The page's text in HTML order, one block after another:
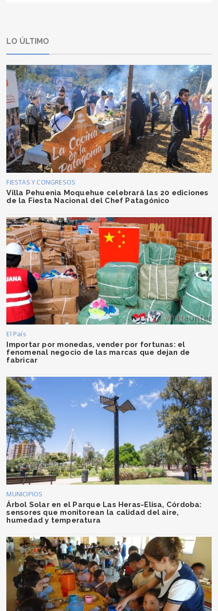
LO ÚLTIMO
FIESTAS Y CONGRESOS
Villa Pehuenia Moquehue celebrará las 20 ediciones
de la Fiesta Nacional del Chef Patagónico
El País
Importar por monedas, vender por fortunas: el
fenomenal negocio de las marcas que dejan de
fabricar
MUNICIPIOS
Árbol Solar en el Parque Las Heras-Elisa, Córdoba:
sensores que monitorean la calidad del aire,
humedad y temperatura